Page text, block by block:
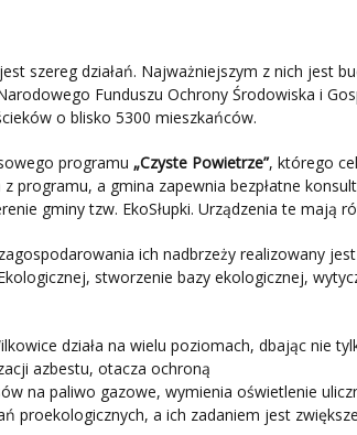
szereg działań. Najważniejszym z nich jest
Funduszu Ochrony Środowiska i
o blisko 5300 mieszkańców.
programu „Czyste Powietrze”, którego
programu, a gmina zapewnia bezpłatne
gminy tzw. EkoSłupki. Urządzenia te mają
ich nadbrzeży realizowany
stworzenie bazy ekologicznej,
działa na wielu poziomach, dbając nie
azbestu, otacza ochroną
na paliwo gazowe, wymienia oświetlenie
proekologicznych, a ich zadaniem jest